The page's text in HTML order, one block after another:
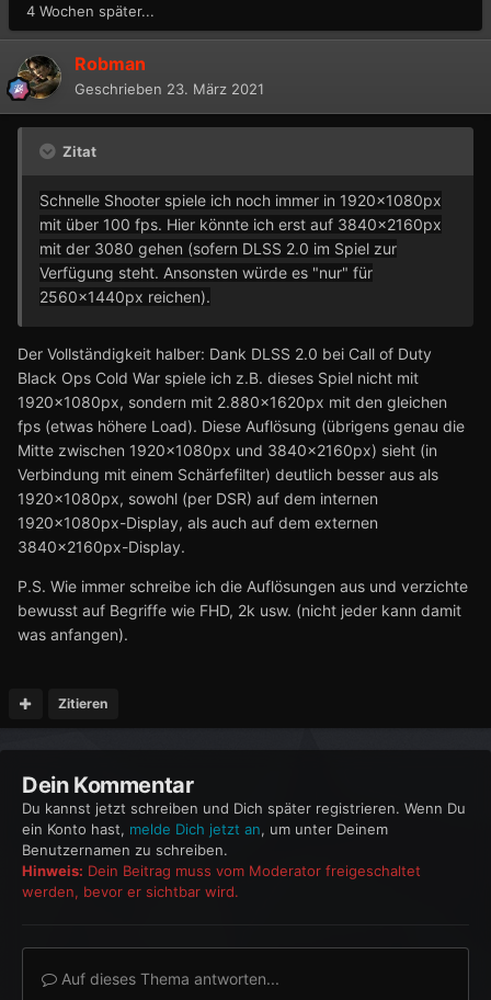
4 Wochen später...
Robman
Geschrieben 23. März 2021
Zitat
Schnelle Shooter spiele ich noch immer in 1920x1080px
mit über 100 fps. Hier könnte ich erst auf 3840x2160px
mit der 3080 gehen (sofern DLSS 2.0 im Spiel zur
Verfügung steht. Ansonsten würde es "nur" für
2560x1440px reichen).
Der Vollständigkeit halber: Dank DLSS 2.0 bei Call of Duty
Black Ops Cold War spiele ich z.B. dieses Spiel nicht mit
1920x1080px, sondern mit 2.880x1620px mit den gleichen
fps (etwas höhere Load). Diese Auflösung (übrigens genau die
Mitte zwischen 1920x1080px und 3840x2160px) sieht (in
Verbindung mit einem Schärfefilter) deutlich besser aus als
1920x1080px, sowohl (per DSR) auf dem internen
1920x1080px-Display, als auch auf dem externen
3840x2160px-Display.
P.S. Wie immer schreibe ich die Auflösungen aus und verzichte
bewusst auf Begriffe wie FHD, 2k usw. (nicht jeder kann damit
was anfangen).
Zitieren
Dein Kommentar
Du kannst jetzt schreiben und Dich später registrieren. Wenn Du
ein Konto hast, melde Dich jetzt an, um unter Deinem
Benutzernamen zu schreiben.
Hinweis: Dein Beitrag muss vom Moderator freigeschaltet
werden, bevor er sichtbar wird.
Auf dieses Thema antworten...